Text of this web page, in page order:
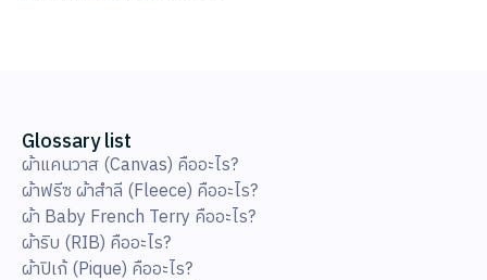
Glossary list
ผ้าแคนวาส (Canvas) คืออะไร?
ผ้าฟรีซ ผ้าสำลี (Fleece) คืออะไร?
ผ้า Baby French Terry คืออะไร?
ผ้าริบ (RIB) คืออะไร?
ผ้าปิเก้ (Pique) คืออะไร?